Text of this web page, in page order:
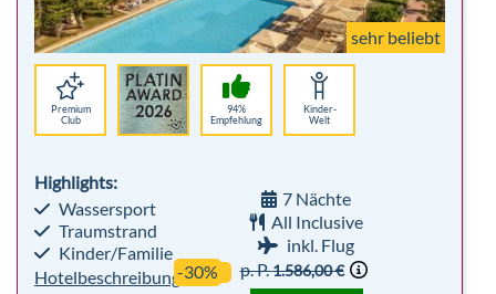
sehr beliebt
Premium
Club
94%
Empfehlung
Kinder-
Welt
Highlights:
Wassersport
Traumstrand
Kinder/Familie
Hotelbeschreibung
7 Nächte
All Inclusive
inkl. Flug
-30%
p. P.1.586,00 €